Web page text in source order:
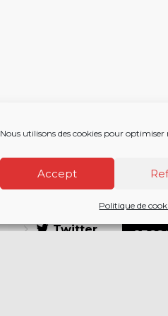
Nous utilisons des cookies pour
Accept
Politique de
Twitter